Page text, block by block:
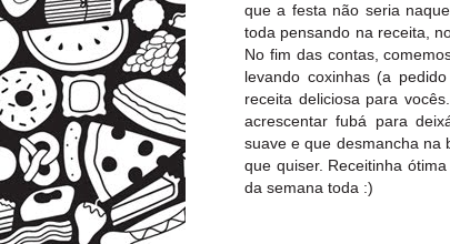
que a festa não seria
toda pensando na receita,
No fim das contas,
levando coxinhas (a
receita deliciosa para vocês.
acrescentar fubá para
suave e que desmancha na
que quiser. Receitinha
da semana toda :)